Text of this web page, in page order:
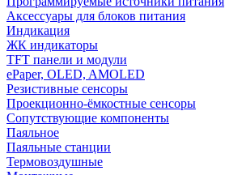
Аксессуары для блоков питания
Индикация
ЖК индикаторы
TFT панели и модули
ePaper, OLED, AMOLED
Резистивные сенсоры
Проекционно-ёмкостные сенсоры
Сопутствующие компоненты
Паяльное
Паяльные станции
Термовоздушные